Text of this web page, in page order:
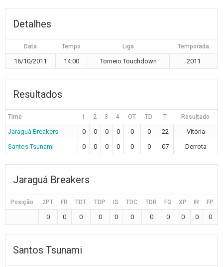
Detalhes
Data Tempo Liga Temporada
16/10/2011 14:00 Torneio Touchdown 2011
Resultados
Time 1 2 3 4 OT TD T Resultado
Jaraguá Breakers 0 0 0 0 0 0 22
Vitória
Santos Tsunami
0 0 0 0 0 0 07 Derrota
Jaraguá Breakers
Posição 2PT FR TDT TDP IS TDC TDR FG XP IR FP
0 0 0 0 0 0 0 0 0 0 0
Santos Tsunami